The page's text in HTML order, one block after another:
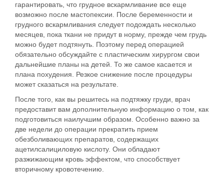
гарантировать, что грудное вскармливание все еще
возможно после мастопексии. После беременности и
грудного вскармливания следует подождать несколько
месяцев, пока ткани не придут в норму, прежде чем грудь
можно будет подтянуть. Поэтому перед операцией
обязательно обсуждайте с пластическим хирургом свои
дальнейшие планы на детей . То же самое касается и
плана похудения
Резкое снижение после процедуры
может сказаться на результате.
После того, как вы решитесь на подтяжку груди, врач
предоставит вам дополнительную информацию о том, как
подготовиться наилучшим образом. Особенно важно за
две недели до операции прекратить прием
обезболивающих препаратов, содержащих
ацетилсалициловую кислоту. Они обладают
разжижающим кровь эффектом, что способствует
вторичному кровотечению.